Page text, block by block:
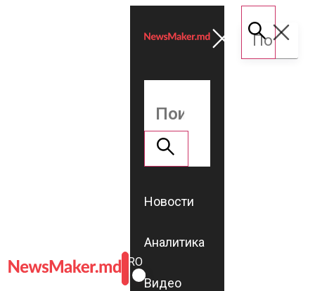
ROMÂNĂ
RU
Новости
Аналитика
Видео